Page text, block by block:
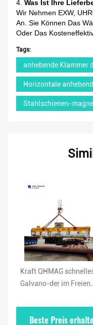
4. Was Ist Ihre
Wir Nehmen EXW,
An. Sie Können Das
Oder Das
Tags:
anhebende Klammer
Horizontale
Stahlschienen-
Kraft QHMAG
Galvano-der im Freien
Klammern-15kg
Beste Preis